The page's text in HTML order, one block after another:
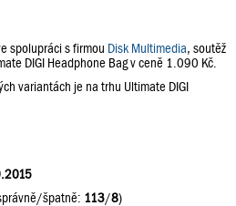
spolupráci s firmou Disk Multimedia, soutěž
DIGI Headphone Bag v ceně 1.090 Kč.
variantách je na trhu Ultimate DIGI
špatně: 113/8)